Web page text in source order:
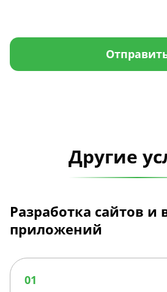
Другие
Разработка сайтов и
приложений
Landing
Page
«под01